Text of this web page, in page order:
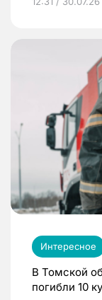
Интересное
В Томской
погибли 10